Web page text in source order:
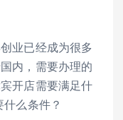
业已经成为很多
内，需要办理的
开店需要满足什
么条件？